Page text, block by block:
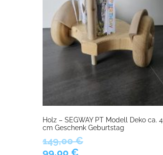
Holz – SEGWAY PT Modell Deko ca.
cm Geschenk Geburtstag
149,00€
Ursprünglicher